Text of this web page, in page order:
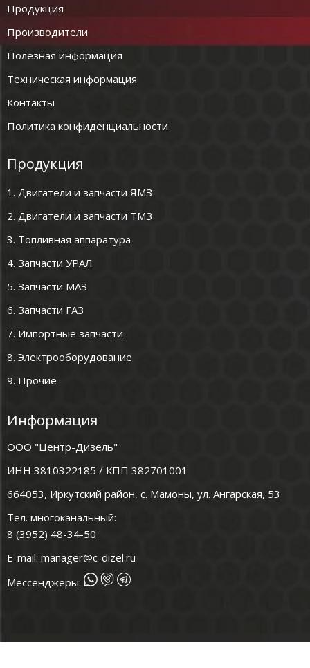
Продукция
Производители
Полезная информация
Техническая информация
Контакты
Политика конфиденциальности
Продукция
1. Двигатели и запчасти ЯМЗ
2. Двигатели и запчасти ТМЗ
3. Топливная аппаратура
4. Запчасти УРАЛ
5. Запчасти МАЗ
6. Запчасти ГАЗ
7. Импортные запчасти
8. Электрооборудование
9. Прочие
Информация
ООО "Центр-Дизель"
ИНН 3810322185 / КПП 382701001
664053, Иркутский район, с. Мамоны, ул. Ангарская, 53
Тел. многоканальный:
8 (3952) 48-34-50
E-mail: manager@c-dizel.ru
Мессенджеры: